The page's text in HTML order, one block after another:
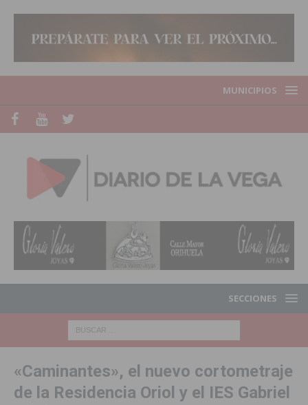
MUNICIPIOS
SECCIONES
«Caminantes», el nuevo cortometraje
de la Residencia Oriol y el IES Gabriel